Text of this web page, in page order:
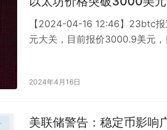
【2024-04-16 12:46】23btc
元大关，目前报价3000.9美元
2024年4月16日
美联储警告：稳定币影响